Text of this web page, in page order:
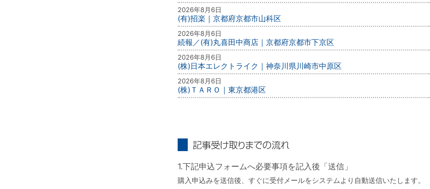
2026年8月6日
(有)招楽｜京都府京都市山科区
2026年8月6日
続報／(有)丸喜田中商店｜京都府京都市下京区
2026年8月6日
(株)日本エレクトライク｜神奈川県川崎市中原区
2026年8月6日
(株)ＴＡＲＯ｜東京都港区
1.下記申込フォームへ必要事項を記入後「送信」
購入申込みを送信後、すぐに受付メールをシステムより自動送信いたします。